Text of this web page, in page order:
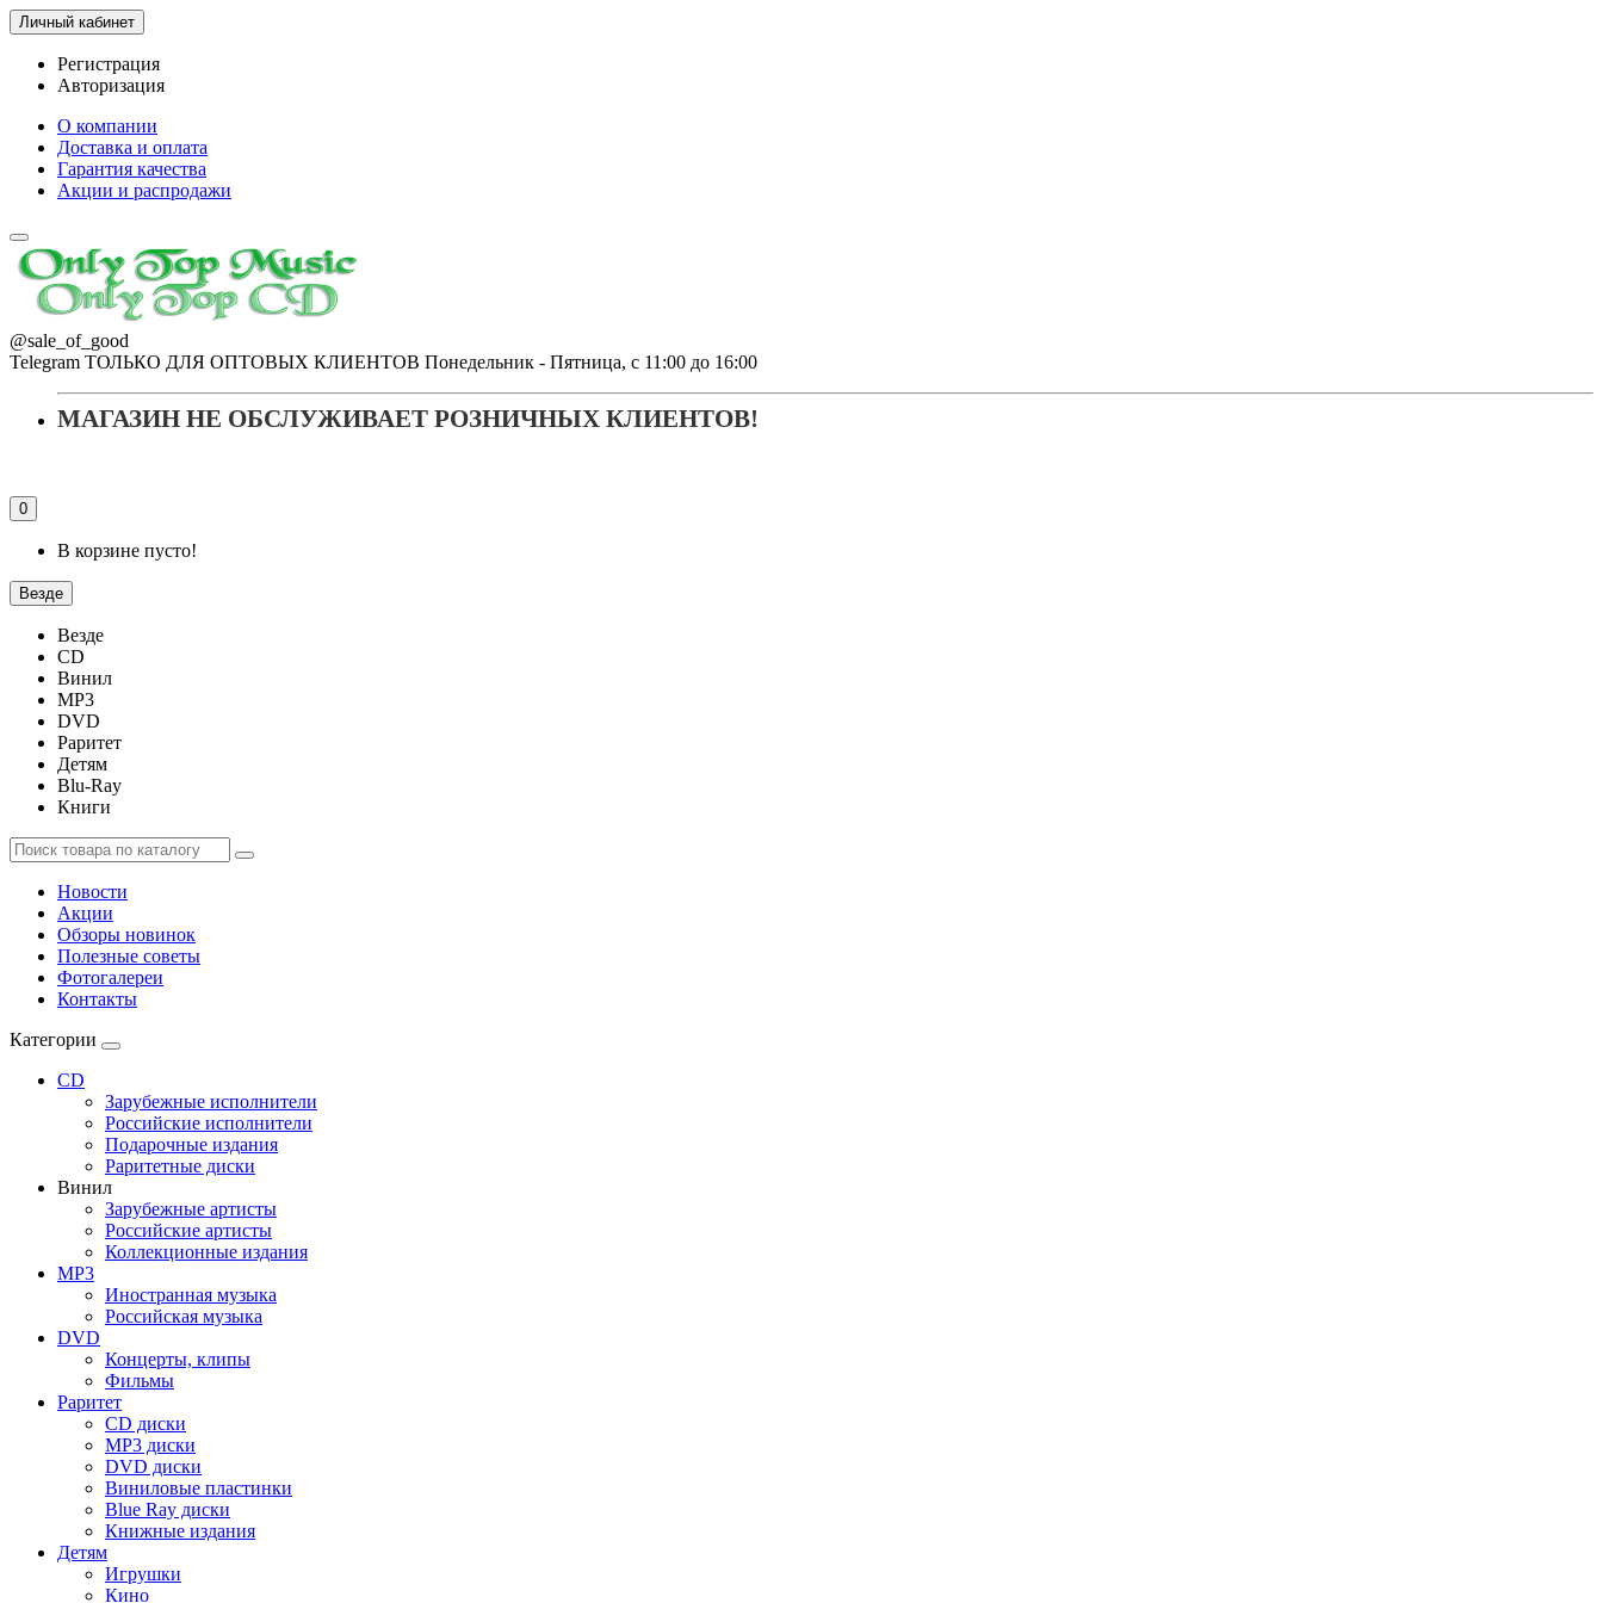
Личный кабинет
Регистрация
Авторизация
О компании
Доставка и оплата
Гарантия качества
Акции и распродажи
@sale_of_good
Telegram ТОЛЬКО ДЛЯ ОПТОВЫХ КЛИЕНТОВ Понедельник - Пятница, с 11:00 до 16:00
МАГАЗИН НЕ ОБСЛУЖИВАЕТ РОЗНИЧНЫХ КЛИЕНТОВ!
0
В корзине пусто!
Везде
Везде
CD
Винил
MP3
DVD
Раритет
Детям
Blu-Ray
Книги
Новости
Акции
Обзоры новинок
Полезные советы
Фотогалереи
Контакты
Категории
CD
Зарубежные исполнители
Российские исполнители
Подарочные издания
Раритетные диски
Винил
Зарубежные артисты
Российские артисты
Коллекционные издания
MP3
Иностранная музыка
Российская музыка
DVD
Концерты, клипы
Фильмы
Раритет
CD диски
MP3 диски
DVD диски
Виниловые пластинки
Blue Ray диски
Книжные издания
Детям
Игрушки
Кино